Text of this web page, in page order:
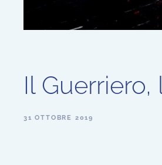
Il Guerriero,
31 OTTOBRE 2019